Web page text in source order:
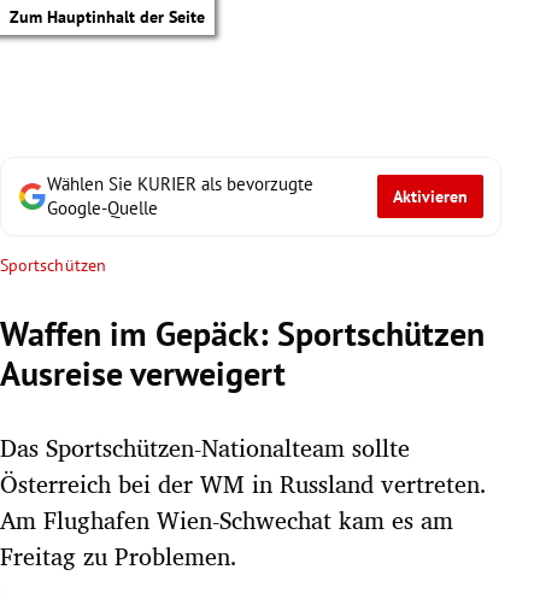
Zum Hauptinhalt der Seite
Untermenü
Untermenü
Wählen Sie KURIER als bevorzugte
Google-Quelle
Aktivieren
Sportschützen
Waffen im Gepäck: Sportschützen
Ausreise verweigert
Das Sportschützen-Nationalteam sollte
Österreich bei der WM in Russland vertreten.
Am Flughafen Wien-Schwechat kam es am
Freitag zu Problemen.